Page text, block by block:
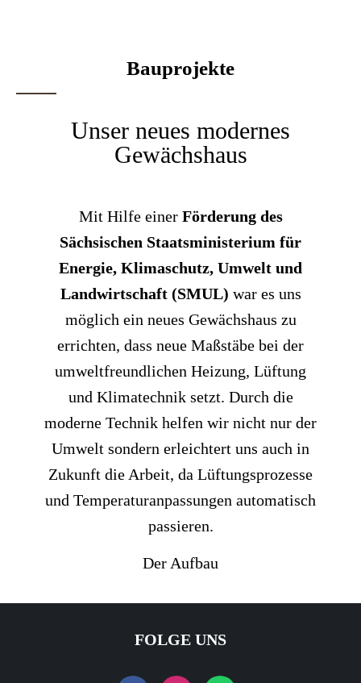
Bauprojekte
Unser neues modernes
Gewächshaus
Mit Hilfe einer Förderung des
Sächsischen Staatsministerium für
Energie, Klimaschutz, Umwelt und
Landwirtschaft (SMUL) war es uns
möglich ein neues Gewächshaus zu
errichten, dass neue Maßstäbe bei der
umweltfreundlichen Heizung, Lüftung
und Klimatechnik setzt. Durch die
moderne Technik helfen wir nicht nur der
Umwelt sondern erleichtert uns auch in
Zukunft die Arbeit, da Lüftungsprozesse
und Temperaturanpassungen automatisch
passieren.
Der Aufbau
FOLGE UNS